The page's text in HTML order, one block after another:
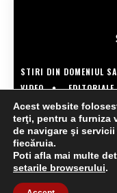
STIRI DIN DOMENIUL
VIDEO
EDITORIALE
COPYRIGHT
Acest website
terţi, pentru a furniza
de navigare şi
fiecăruia.
Poti afla mai multe
setarile browserului.